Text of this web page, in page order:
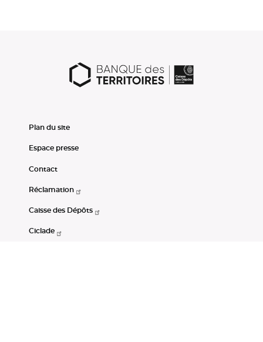
Plan du site
Espace presse
Contact
Réclamation
Caisse des Dépôts
Ciclade